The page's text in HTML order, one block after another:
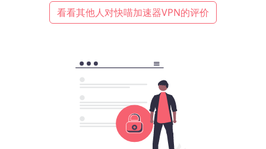
看看其他人对快喵加速器VPN的评价